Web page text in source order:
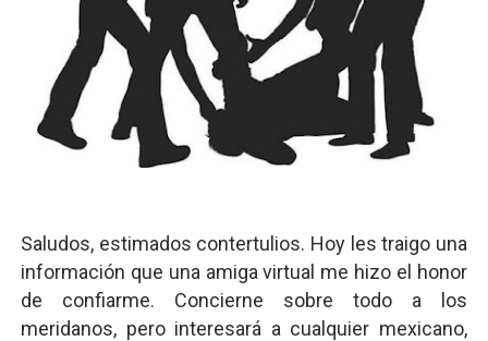
Saludos, estimados contertulios. Hoy les traigo una
información que una amiga virtual me hizo el honor
de confiarme. Concierne sobre todo a los
meridanos, pero interesará a cualquier mexicano,